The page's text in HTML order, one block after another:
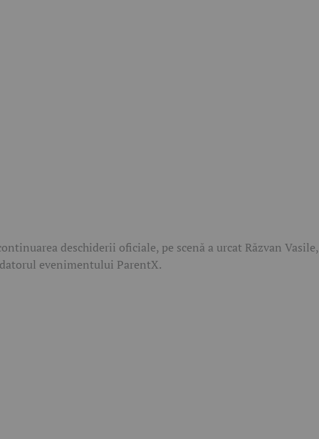
deschiderii oficiale, pe scenă a urcat Răzvan Vasile,
evenimentului ParentX.